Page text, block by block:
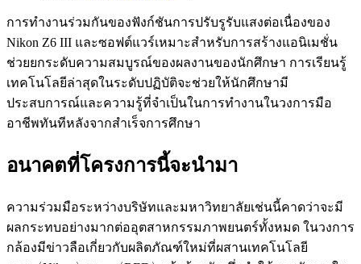
การทำงานร่วมกันของฟังก์ชันการปรับรูรับแสงต่อเนื่องของ
Nikon Z6 III และซอฟต์แวร์เหมาะสำหรับการสร้างแอนิเมชั่น
ช่วยยกระดับความสมบูรณ์ของผลงานของนักศึกษา การเรียนรู้
เทคโนโลยีล่าสุดในระดับปฏิบัติจะช่วยให้นักศึกษามี
ประสบการณ์และความรู้ที่จำเป็นในการทำงานในวงการมือ
อาชีพทันทีหลังจากสำเร็จการศึกษา
อนาคตที่โครงการนี้จะนำมา
ความร่วมมือระหว่างบริษัทและมหาวิทยาลัยเช่นนี้คาดว่าจะมี
ผลกระทบอย่างมากต่ออุตสาหกรรมภาพยนตร์ทั้งหมด ในวงการ
กล้องมีข่าวลือเกี่ยวกับผลิตภัณฑ์ใหม่ที่ผสานเทคโนโลยี